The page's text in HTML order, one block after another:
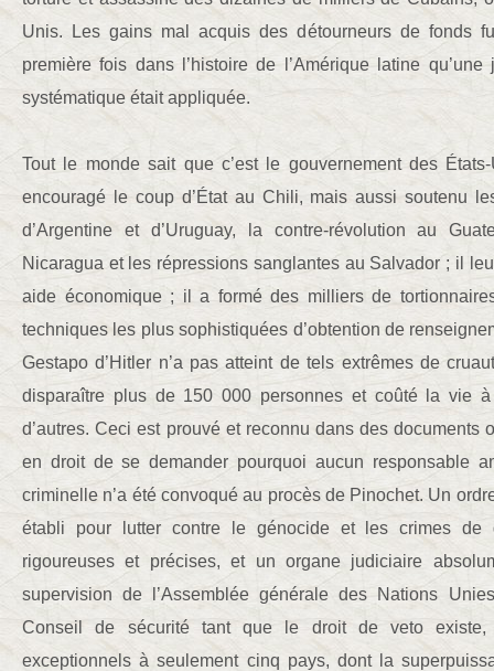
Unis. Les gains mal acquis des détourneurs de fonds
première fois dans l’histoire de l’Amérique latine
systématique était appliquée.
Tout le monde sait que c’est le gouvernement des
encouragé le coup d’État au Chili, mais aussi soutenu
d’Argentine et d’Uruguay, la contre-révolution au
Nicaragua et les répressions sanglantes au Salvador ; il
aide économique ; il a formé des milliers de
techniques les plus sophistiquées d’obtention de
Gestapo d’Hitler n’a pas atteint de tels extrêmes de
disparaître plus de 150 000 personnes et coûté la vie
d’autres. Ceci est prouvé et reconnu dans des documents
en droit de se demander pourquoi aucun responsable
criminelle n’a été convoqué au procès de Pinochet. Un
établi pour lutter contre le génocide et les crimes de
rigoureuses et précises, et un organe judiciaire
supervision de l’Assemblée générale des Nations
Conseil de sécurité tant que le droit de veto existe,
exceptionnels à seulement cinq pays, dont la